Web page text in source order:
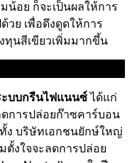
น้อย ก็จะเป็นผลให้การ
ย เพื่อดึงดูดให้การ
ทุนสีเขียวเพิ่มมากขึ้น
ะบบกรีนไฟแนนซ์ได้แก่
ดการปล่อยก๊าซคาร์บอน
ง บริษัทเอกชนยักษ์ใหญ่
ตั้งใจจะลดการปล่อย